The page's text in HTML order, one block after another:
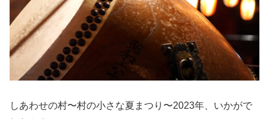
しあわせの村〜村の小さな夏まつり〜2023年、いかがで